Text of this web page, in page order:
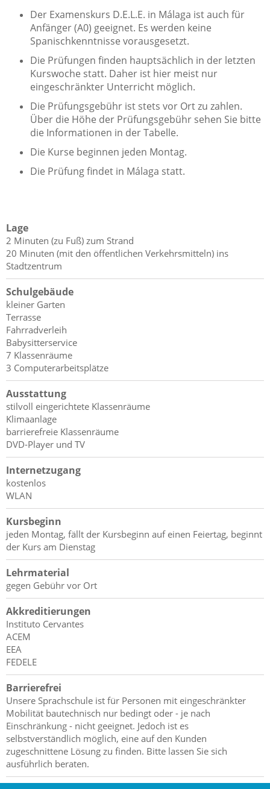
Der Examenskurs D.E.L.E. in Málaga ist auch für
Anfänger (A0) geeignet. Es werden keine
Spanischkenntnisse vorausgesetzt.
Die Prüfungen finden hauptsächlich in der letzten
Kurswoche statt. Daher ist hier meist nur
eingeschränkter Unterricht möglich.
Die Prüfungsgebühr ist stets vor Ort zu zahlen.
Über die Höhe der Prüfungsgebühr sehen Sie bitte
die Informationen in der Tabelle.
Die Kurse beginnen jeden Montag.
Die Prüfung findet in Málaga statt.
Lage
2 Minuten (zu Fuß) zum Strand
20 Minuten (mit den öffentlichen Verkehrsmitteln) ins
Stadtzentrum
Schulgebäude
kleiner Garten
Terrasse
Fahrradverleih
Babysitterservice
7 Klassenräume
3 Computerarbeitsplätze
Ausstattung
stilvoll eingerichtete Klassenräume
Klimaanlage
barrierefreie Klassenräume
DVD-Player und TV
Internetzugang
kostenlos
WLAN
Kursbeginn
jeden Montag, fällt der Kursbeginn auf einen Feiertag, beginnt
der Kurs am Dienstag
Lehrmaterial
gegen Gebühr vor Ort
Akkreditierungen
Instituto Cervantes
ACEM
EEA
FEDELE
Barrierefrei
Unsere Sprachschule ist für Personen mit eingeschränkter
Mobilität bautechnisch nur bedingt oder - je nach
Einschränkung - nicht geeignet. Jedoch ist es
selbstverständlich möglich, eine auf den Kunden
zugeschnittene Lösung zu finden. Bitte lassen Sie sich
ausführlich beraten.